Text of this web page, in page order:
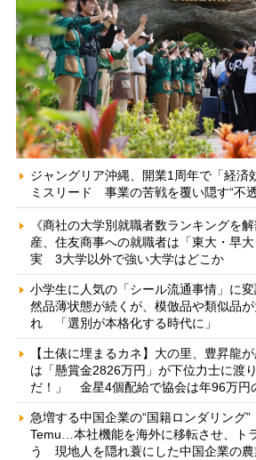
ジャングリア沖縄、開業1周年で「経済
ミスリード 事業の苦戦を覆い隠す“不
《商社の大学別就職者数ランキングを
産、住友商事への就職者は「東大・早
実 3大学以外で強い大学はどこか
小学生に人気の「シール流通事情」に
然品薄状態が続くが、模倣品や類似品
れ 「選別が本格化する時代に」
【土俵に埋まるカネ】大の里、豊昇龍
は「懸賞金2826万円」が下位力士に渡
だ！」 金星4個配給で協会は年96万円
急増する中国企業の“国籍ロンダリング
Temu…本社機能を海外に移転させ、ト
う 現地人を隠れ蓑にした中国企業の